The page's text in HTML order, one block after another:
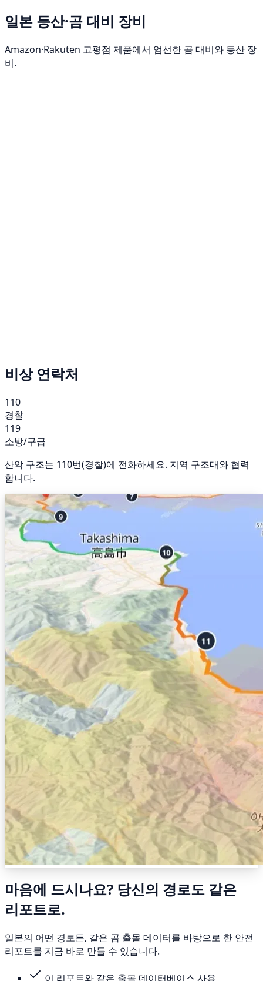
일본 등산·곰 대비 장비
Amazon·Rakuten 고평점 제품에서 엄선한 곰 대비와 등산 장
비.
비상 연락처
110
경찰
119
소방/구급
산악 구조는 110번(경찰)에 전화하세요. 지역 구조대와 협력
합니다.
마음에 드시나요? 당신의 경로도 같은
리포트로.
일본의 어떤 경로든, 같은 곰 출몰 데이터를 바탕으로 한 안전
리포트를 지금 바로 만들 수 있습니다.
이 리포트와 같은 출몰 데이터베이스 사용